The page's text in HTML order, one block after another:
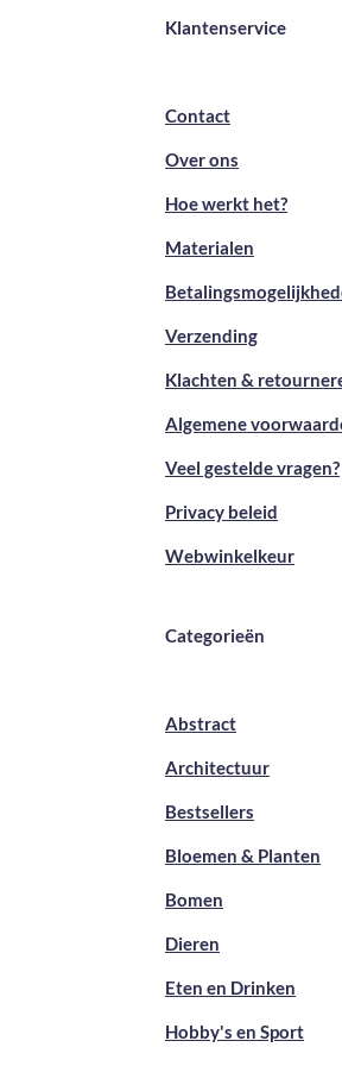
Klantenservice
Contact
Over ons
Hoe werkt het?
Materialen
Verzending
Klachten &
Algemene
Veel gestelde vragen?
Privacy beleid
Webwinkelkeur
Categorieën
Abstract
Architectuur
Bestsellers
Bloemen & Planten
Bomen
Dieren
Eten en Drinken
Hobby's en Sport